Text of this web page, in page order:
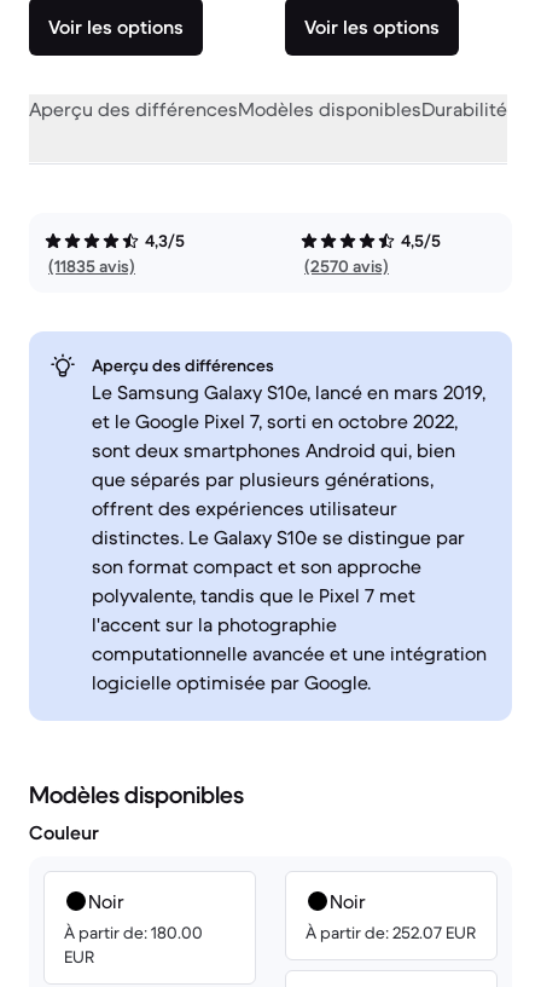
Voir les options Voir les options
Aperçu des différencesModèles disponiblesDurabilité
4,3/5
(11835 avis)
4,5/5
(2570 avis)
Aperçu des différences
Le Samsung Galaxy S10e, lancé en mars 2019,
et le Google Pixel 7, sorti en octobre 2022,
sont deux smartphones Android qui, bien
que séparés par plusieurs générations,
offrent des expériences utilisateur
distinctes. Le Galaxy S10e se distingue par
son format compact et son approche
polyvalente, tandis que le Pixel 7 met
l'accent sur la photographie
computationnelle avancée et une intégration
logicielle optimisée par Google.
Modèles disponibles
Couleur
Noir
À partir de: 180.00
EUR
Noir
À partir de: 252.07 EUR